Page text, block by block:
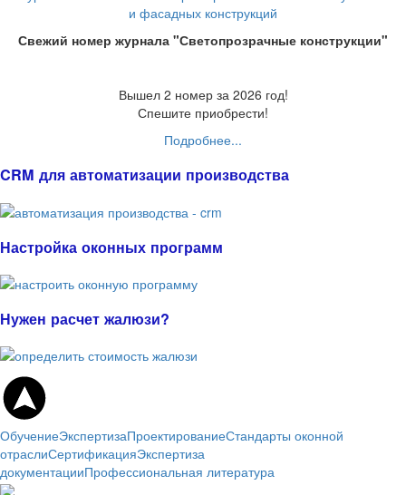
Свежий номер журнала "Светопрозрачные конструкции"
Вышел 2 номер за 2026 год!
Спешите приобрести!
Подробнее...
CRM для автоматизации производства
Настройка оконных программ
Нужен расчет жалюзи?
ОбучениеЭкспертизаПроектированиеСтандарты оконной
отраслиСертификацияЭкспертиза
документацииПрофессиональная литература